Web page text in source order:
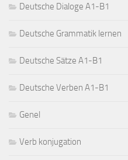
Deutsche Dialoge A1-B1
Deutsche Grammatik lernen
Deutsche Sätze A1-B1
Deutsche Verben A1-B1
Genel
Verb konjugation